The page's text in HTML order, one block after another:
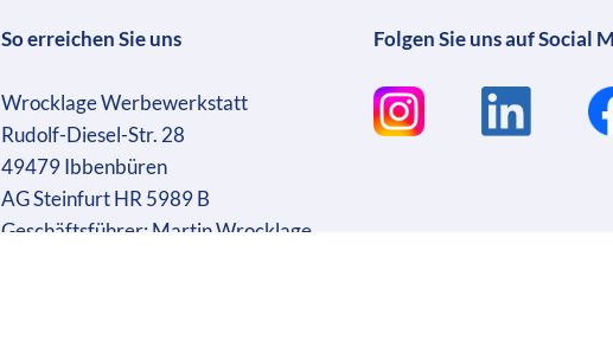
So erreichen Sie uns
Wrocklage Werbewerkstatt
Rudolf-Diesel-Str. 28
49479 Ibbenbüren
AG Steinfurt HR 5989 B
Geschäftsführer: Martin Wrocklage
Folgen Sie uns auf Social